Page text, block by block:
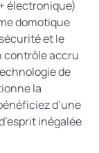
électronique)
domotique
et le
contrôle accru
de
la
d’une
inégalée